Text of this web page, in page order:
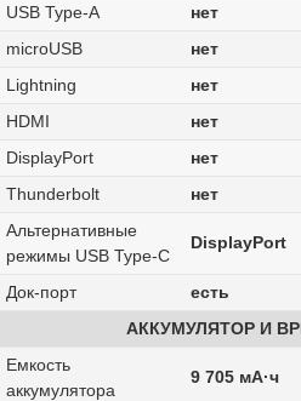
USB Type-A
нет
microUSB
нет
Lightning
нет
HDMI
нет
DisplayPort
нет
Thunderbolt
нет
Альтернативные
режимы USB Type-C
DisplayPort
Док-порт
есть
АККУМУЛЯТОР И
Емкость
аккумулятора
9 705 мА·ч